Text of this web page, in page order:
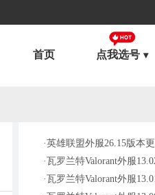
首页 点我选号
·英雄联盟外服26.15版本
·瓦罗兰特Valorant外服
·瓦罗兰特Valorant外服